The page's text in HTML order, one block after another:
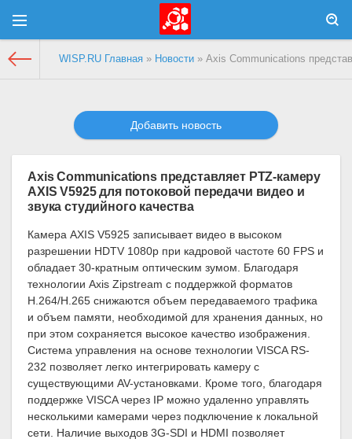
WISP.RU Главная » Новости » Axis Communications
Добавить новость
Axis Communications представляет PTZ-камеру
AXIS V5925 для потоковой передачи видео и
звука студийного качества
Камера AXIS V5925 записывает видео в высоком
разрешении HDTV 1080p при кадровой частоте 60 FPS и
обладает 30-кратным оптическим зумом. Благодаря
технологии Axis Zipstream с поддержкой форматов
H.264/H.265 снижаются объем передаваемого трафика
и объем памяти, необходимой для хранения данных, но
при этом сохраняется высокое качество изображения.
Система управления на основе технологии VISCA RS-
232 позволяет легко интегрировать камеру с
существующими AV-установками. Кроме того, благодаря
поддержке VISCA через IP можно удаленно управлять
несколькими камерами через подключение к локальной
сети. Наличие выходов 3G-SDI и HDMI позволяет